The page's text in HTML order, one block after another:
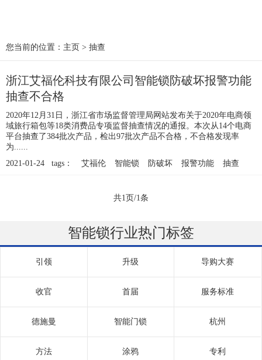
锁信通
您当前的位置： 主页 > 抽查
浙江艾福伦科技有限公司智能锁防破坏报警功能
抽查不合格
2020年12月31日，浙江省市场监督管理局网站发布关于2020年电商领
域旅行箱包等18类消费品专项监督抽查情况的通报。本次从14个电商
平台抽查了384批次产品，检出97批次产品不合格，不合格发现率
为......
2021-01-24 tags：
艾福伦 智能锁 防破坏 报警功能 抽查
共1页/1条
智能锁行业热门标签
引领 升级 导购大赛
收官 首届 服务标准
德施曼 智能门锁 杭州
方法 涂鸦 专利